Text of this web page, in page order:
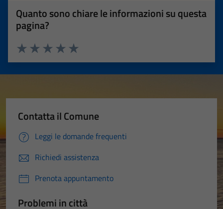
Quanto sono chiare le informazioni su questa
pagina?
Valuta 5 stelle su 5
Valuta 4 stelle su 5
Valuta 3 stelle su 5
Valuta 2 stelle su 5
Valuta 1 stelle su 5
Contatta il Comune
Leggi le domande frequenti
Richiedi assistenza
Prenota appuntamento
Problemi in città